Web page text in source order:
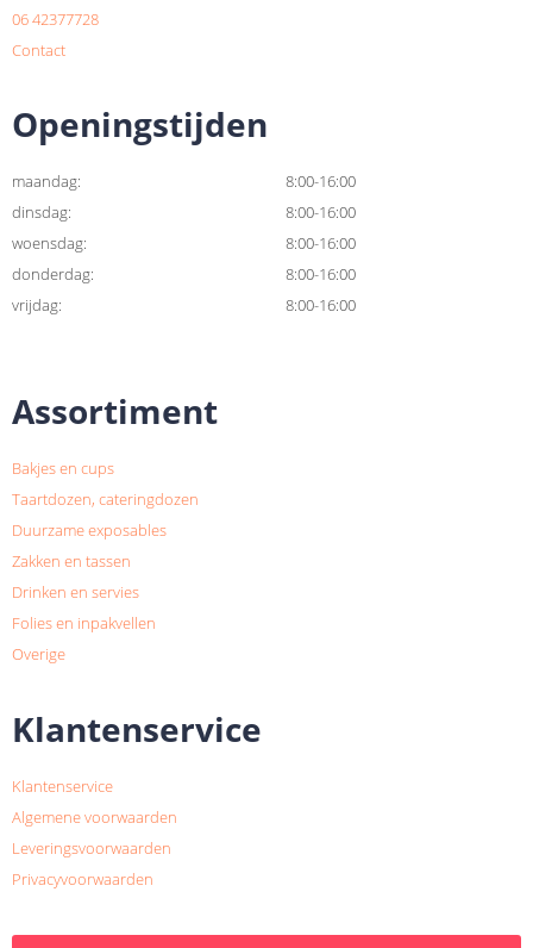
06 42377728
Contact
Openingstijden
maandag:
8:00-16:00
dinsdag:
8:00-16:00
woensdag:
8:00-16:00
donderdag:
8:00-16:00
vrijdag:
8:00-16:00
Assortiment
Bakjes en cups
Taartdozen, cateringdozen
Duurzame exposables
Zakken en tassen
Drinken en servies
Folies en inpakvellen
Overige
Klantenservice
Klantenservice
Algemene voorwaarden
Leveringsvoorwaarden
Privacyvoorwaarden